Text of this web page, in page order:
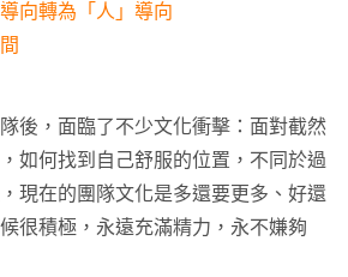
向轉為「人」導向
後，面臨了不少文化衝擊：面對截然
如何找到自己舒服的位置，不同於過
現在的團隊文化是多還要更多、好還
很積極，永遠充滿精力，永不嫌夠